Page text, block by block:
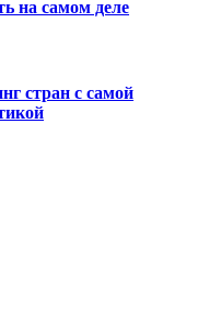
на самом деле
стран с самой